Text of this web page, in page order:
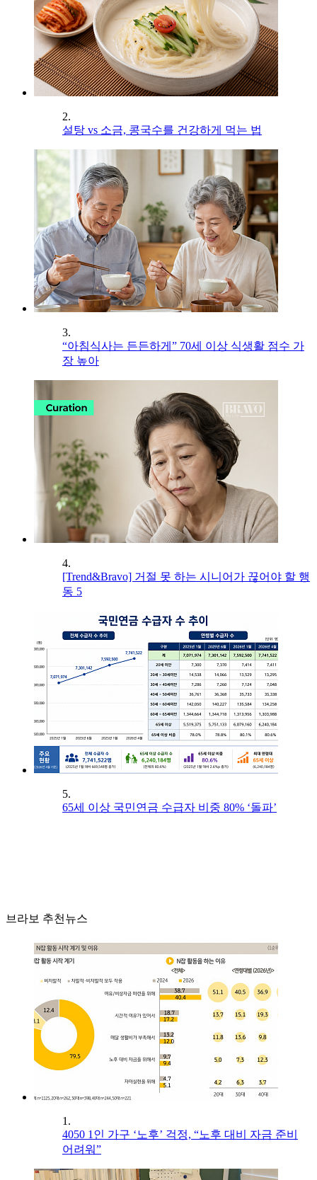
2.
설탕 vs 소금, 콩국수를 건강하게 먹는 법
3.
“아침식사는 든든하게” 70세 이상 식생활 점수 가
장 높아
4.
[Trend&Bravo] 거절 못 하는 시니어가 끊어야 할 행
동 5
5.
65세 이상 국민연금 수급자 비중 80% ‘돌파’
브라보 추천뉴스
1.
4050 1인 가구 ‘노후’ 걱정, “노후 대비 자금 준비
어려워”